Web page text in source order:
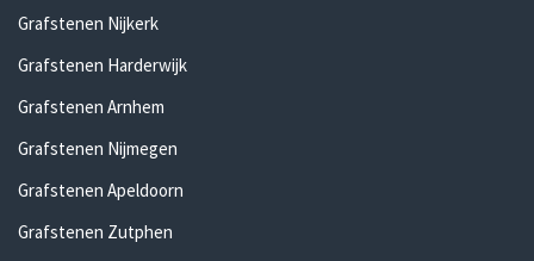
Grafstenen Nijkerk
Grafstenen Harderwijk
Grafstenen Arnhem
Grafstenen Nijmegen
Grafstenen Apeldoorn
Grafstenen Zutphen